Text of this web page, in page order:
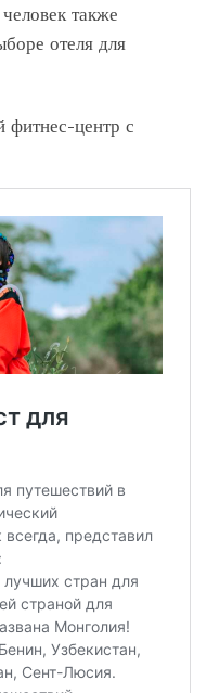
также
отеля для
фитнес-центр с